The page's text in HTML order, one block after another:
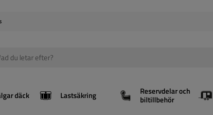
däck Lastsäkring Reservdelar och
biltillbehör